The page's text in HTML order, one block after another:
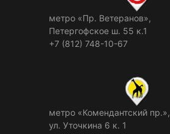
метро «Пр. Ветеранов»,
Петергофское ш. 55 к.1
+7 (812) 748-10-67
метро «Комендантский пр.»,
ул. Уточкина 6 к. 1